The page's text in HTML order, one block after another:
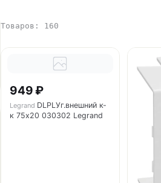
Товаров: 160
949 ₽
Legrand DLPLУг.внешний к-
к 75х20 030302 Legrand